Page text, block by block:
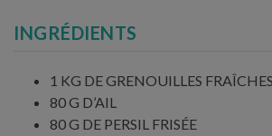
INGRÉDIENTS
1 KG DE GRENOUILLES FRAÎCHES
80 G D’AIL
80 G DE PERSIL FRISÉE